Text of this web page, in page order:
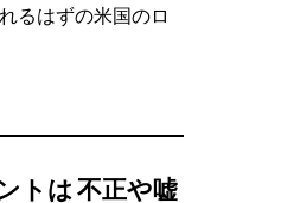
るはずの米国のロ
トは不正や嘘